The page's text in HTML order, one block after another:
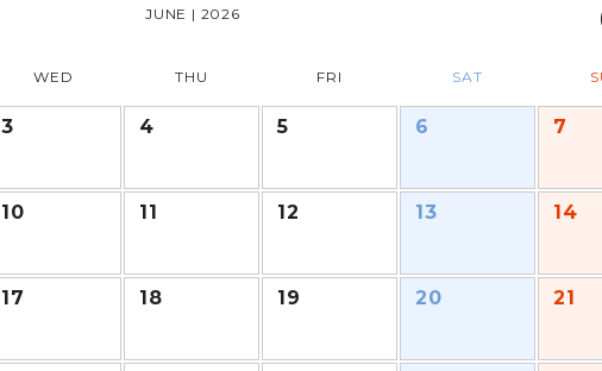
JUNE | 2026
WED THU FRI SAT
3 4 5 6 7
10 11 12 13 14
17 18 19 20 21